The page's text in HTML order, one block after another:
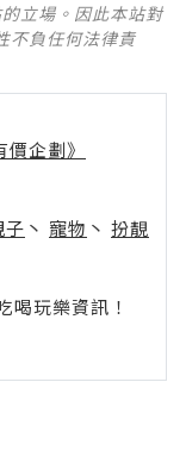
立場。因此本站對
不負任何法律責
企劃》
子 丶 寵物 丶 扮靚
玩樂資訊！